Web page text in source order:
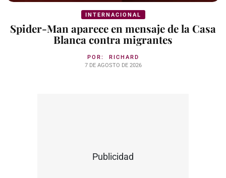
INTERNACIONAL
Spider-Man aparece en mensaje de la Casa
Blanca contra migrantes
POR: RICHARD
7 DE AGOSTO DE 2026
Publicidad